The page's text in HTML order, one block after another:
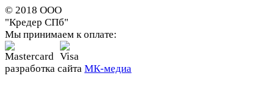
Стол с ножками из нержавеющей
37 500 ₽
© 2018 ООО
"Кредер СПб"
Мы принимаем к оплате:
разработка сайта МК-медиа